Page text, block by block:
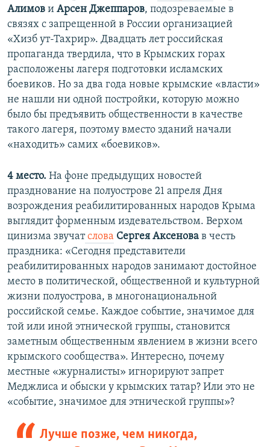
Алимов и Арсен Джеппаров, подозреваемые в
связях с запрещенной в России организацией
«Хизб ут-Тахрир». Двадцать лет российская
пропаганда твердила, что в Крымских горах
расположены лагеря подготовки исламских
боевиков. Но за два года новые крымские «власти»
не нашли ни одной постройки, которую можно
было бы предъявить общественности в качестве
такого лагеря, поэтому вместо зданий начали
«находить» самих «боевиков».
4 место. На фоне предыдущих новостей
празднование на полуострове 21 апреля Дня
возрождения реабилитированных народов Крыма
выглядит форменным издевательством. Верхом
цинизма звучатслова Сергея Аксенова в честь
праздника: «Сегодня представители
реабилитированных народов занимают достойное
место в политической, общественной и культурной
жизни полуострова, в многонациональной
российской семье. Каждое событие, значимое для
той или иной этнической группы, становится
заметным общественным явлением в жизни всего
крымского сообщества». Интересно, почему
местные «журналисты» игнорируют запрет
Меджлиса и обыски у крымских татар? Или это не
«событие, значимое для этнической группы»?
Лучше позже, чем никогда,